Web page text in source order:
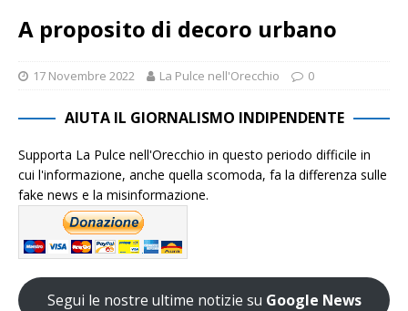
A proposito di decoro urbano
17 Novembre 2022 La Pulce nell'Orecchio 0
AIUTA IL GIORNALISMO INDIPENDENTE
Supporta La Pulce nell'Orecchio in questo periodo difficile in
cui l'informazione, anche quella scomoda, fa la differenza sulle
fake news e la misinformazione.
Segui le nostre ultime notizie su Google News